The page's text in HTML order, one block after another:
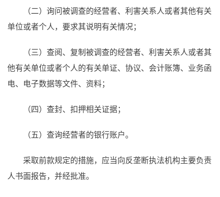
（二）询问被调查的经营者、利害关系人或者其他有关
单位或者个人，要求其说明有关情况；
（三）查阅、复制被调查的经营者、利害关系人或者其
他有关单位或者个人的有关单证、协议、会计账簿、业务函
电、电子数据等文件、资料；
（四）查封、扣押相关证据；
（五）查询经营者的银行账户。
采取前款规定的措施，应当向反垄断执法机构主要负责
人书面报告，并经批准。